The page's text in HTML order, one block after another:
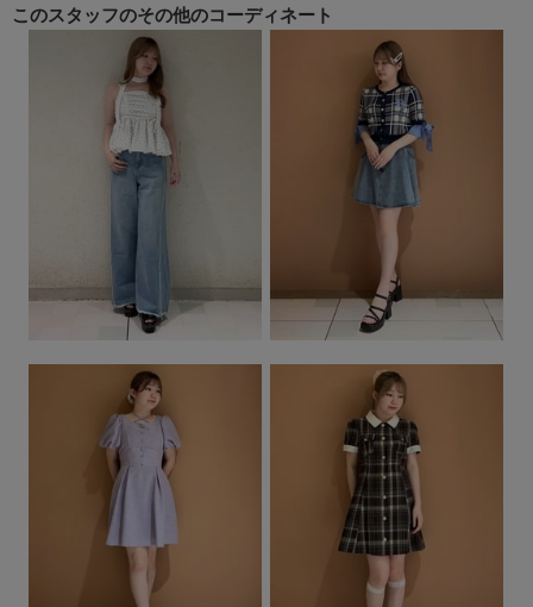
このスタッフのその他のコーディネート